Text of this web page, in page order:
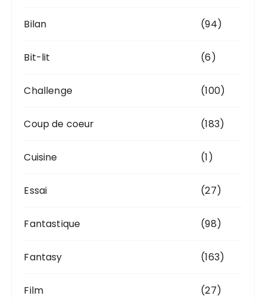
Bilan (94)
Bit-lit (6)
Challenge (100)
Coup de coeur (183)
Cuisine (1)
Essai (27)
Fantastique (98)
Fantasy (163)
Film (27)